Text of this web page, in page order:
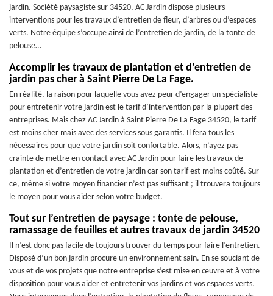
jardin. Société paysagiste sur 34520, AC Jardin dispose plusieurs
interventions pour les travaux d’entretien de fleur, d’arbres ou d’espaces
verts. Notre équipe s’occupe ainsi de l’entretien de jardin, de la tonte de
pelouse…
Accomplir les travaux de plantation et d’entretien de
jardin pas cher à Saint Pierre De La Fage.
En réalité, la raison pour laquelle vous avez peur d’engager un spécialiste
pour entretenir votre jardin est le tarif d’intervention par la plupart des
entreprises. Mais chez AC Jardin à Saint Pierre De La Fage 34520, le tarif
est moins cher mais avec des services sous garantis. Il fera tous les
nécessaires pour que votre jardin soit confortable. Alors, n’ayez pas
crainte de mettre en contact avec AC Jardin pour faire les travaux de
plantation et d’entretien de votre jardin car son tarif est moins coûté. Sur
ce, même si votre moyen financier n’est pas suffisant ; il trouvera toujours
le moyen pour vous aider selon votre budget.
Tout sur l’entretien de paysage : tonte de pelouse,
ramassage de feuilles et autres travaux de jardin 34520
Il n’est donc pas facile de toujours trouver du temps pour faire l’entretien.
Disposé d’un bon jardin procure un environnement sain. En se souciant de
vous et de vos projets que notre entreprise s’est mise en œuvre et à votre
disposition pour vous aider et entretenir vos jardins et vos espaces verts.